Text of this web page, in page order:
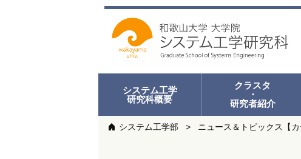
システム工学
研究科概要
クラスタ
・
研究者紹介
システム工学部 ニュース＆トピックス【カ